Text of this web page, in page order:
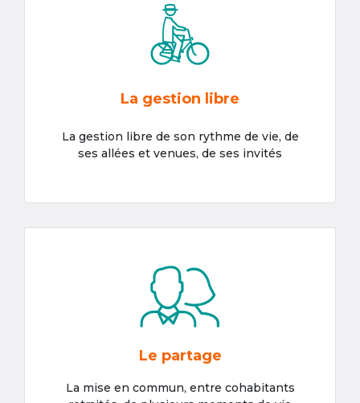
La gestion libre
La gestion libre de son rythme de vie, de
ses allées et venues, de ses invités
Le partage
La mise en commun, entre cohabitants